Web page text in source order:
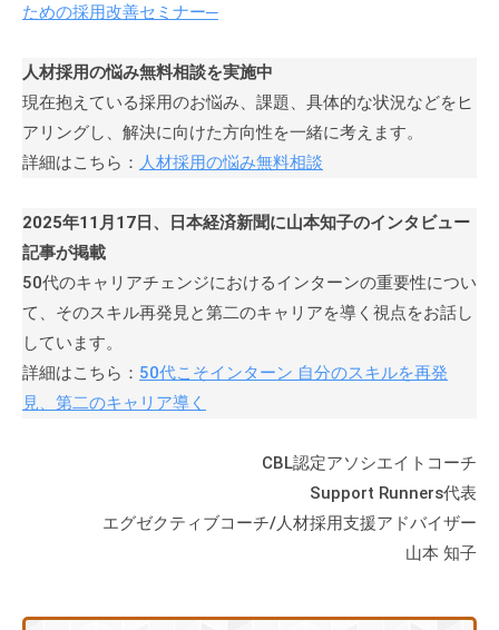
ための採用改善セミナー─
人材採用の悩み無料相談を実施中
現在抱えている採用のお悩み、課題、具体的な状況などをヒ
アリングし、解決に向けた方向性を一緒に考えます。
詳細はこちら： 人材採用の悩み無料相談
2025年11月17日、日本経済新聞に山本知子のインタビュー
記事が掲載
50代のキャリアチェンジにおけるインターンの重要性につい
て、そのスキル再発見と第二のキャリアを導く視点をお話し
しています。
詳細はこちら： 50代こそインターン 自分のスキルを再発
見、第二のキャリア導く
CBL認定アソシエイトコーチ
Support Runners代表
エグゼクティブコーチ/人材採用支援アドバイザー
山本 知子